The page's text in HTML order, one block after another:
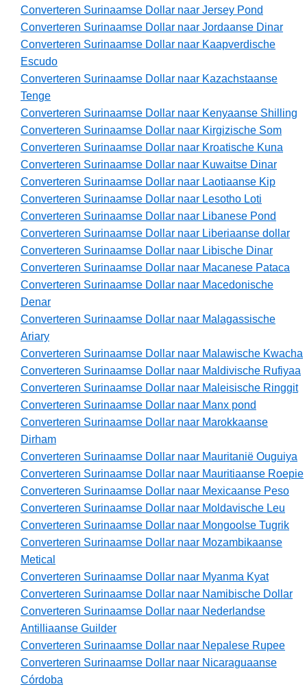
Converteren Surinaamse Dollar naar Jersey Pond
Converteren Surinaamse Dollar naar Jordaanse Dinar
Converteren Surinaamse Dollar naar Kaapverdische
Escudo
Converteren Surinaamse Dollar naar Kazachstaanse
Tenge
Converteren Surinaamse Dollar naar Kenyaanse Shilling
Converteren Surinaamse Dollar naar Kirgizische Som
Converteren Surinaamse Dollar naar Kroatische Kuna
Converteren Surinaamse Dollar naar Kuwaitse Dinar
Converteren Surinaamse Dollar naar Laotiaanse Kip
Converteren Surinaamse Dollar naar Lesotho Loti
Converteren Surinaamse Dollar naar Libanese Pond
Converteren Surinaamse Dollar naar Liberiaanse dollar
Converteren Surinaamse Dollar naar Libische Dinar
Converteren Surinaamse Dollar naar Macanese Pataca
Converteren Surinaamse Dollar naar Macedonische
Denar
Converteren Surinaamse Dollar naar Malagassische
Ariary
Converteren Surinaamse Dollar naar Malawische Kwacha
Converteren Surinaamse Dollar naar Maldivische Rufiyaa
Converteren Surinaamse Dollar naar Maleisische Ringgit
Converteren Surinaamse Dollar naar Manx pond
Converteren Surinaamse Dollar naar Marokkaanse
Dirham
Converteren Surinaamse Dollar naar Mauritanië Ouguiya
Converteren Surinaamse Dollar naar Mauritiaanse Roepie
Converteren Surinaamse Dollar naar Mexicaanse Peso
Converteren Surinaamse Dollar naar Moldavische Leu
Converteren Surinaamse Dollar naar Mongoolse Tugrik
Converteren Surinaamse Dollar naar Mozambikaanse
Metical
Converteren Surinaamse Dollar naar Myanma Kyat
Converteren Surinaamse Dollar naar Namibische Dollar
Converteren Surinaamse Dollar naar Nederlandse
Antilliaanse Guilder
Converteren Surinaamse Dollar naar Nepalese Rupee
Converteren Surinaamse Dollar naar Nicaraguaanse
Córdoba